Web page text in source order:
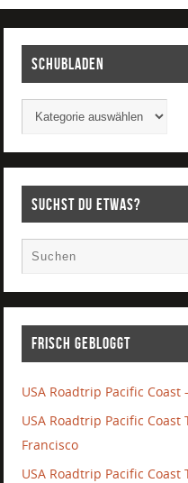
Schubladen
Suchst Du etwas?
Frisch gebloggt
USA Roadtrip Pacific Coast
USA Roadtrip Pacific Coast
Francisco
USA Roadtrip Pacific Coast